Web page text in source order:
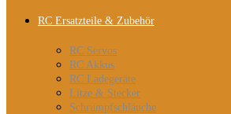
RC Ersatzteile & Zubehör
RC Servos
RC Akkus
RC Ladegeräte
Litze & Stecker
Schrumpfschläuche